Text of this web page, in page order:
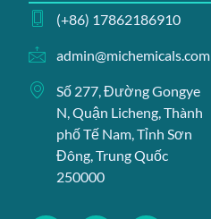
(+86) 17862186910
admin@michemicals.com
Số 277, Đường Gongye
N, Quận Licheng, Thành
phố Tế Nam, Tỉnh Sơn
Đông, Trung Quốc
250000